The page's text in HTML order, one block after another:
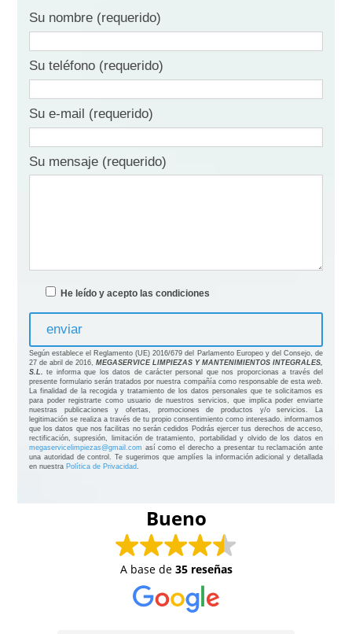
Su nombre (requerido)
Su teléfono (requerido)
Su e-mail (requerido)
Su mensaje (requerido)
He leído y acepto las condiciones
Según establece el Reglamento (UE) 2016/679 del Parlamento Europeo y del Consejo, de
27 de abril de 2016,MEGASERVICE LIMPIEZAS Y MANTENIMIENTOS INTEGRALES,
S.L.
te informa que los datos de carácter personal que nos proporcionas a través del
presente formulario serán tratados por nuestra compañía como responsable de estaweb
La finalidad de la recogida y tratamiento de los datos personales que te solicitamos es
para poder registrarte como usuario de nuestros servicios, que implica poder enviarte
nuestras publicaciones y ofertas, promociones de productos y/o servicios. La
legitimación se realiza a través de tu propio consentimiento como interesado. informamos
que los datos que nos facilitas no serán cedidos Podrás ejercer tus derechos de acceso,
rectificación, supresión, limitación de tratamiento, portabilidad y olvido de los datos en
megaservicelimpiezas@gmail.com así como el derecho a presentar tu reclamación ante
una autoridad de control. Te sugerimos que amplíes la información adicional y detallada
en nuestra Política de Privacidad
Bueno
A base de 35 reseñas